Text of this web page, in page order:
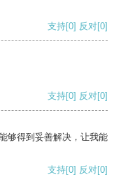
支持[0] 反对[0]
支持[0] 反对[0]
够得到妥善解决，让我能
支持[0] 反对[0]